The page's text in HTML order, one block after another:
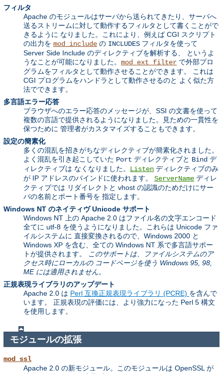
フィルタ
Apache のモジュールはサーバから送られてきたり、サーバへ
送るストリームに対して動作するフィルタとして書くことがで
きるように なりました。これにより、例えば CGI スクリプト
の出力を mod_include の INCLUDES フィルタを使って
Server Side Include のディレクティブを解析する、 というよ
うなことが可能になりました。 mod_ext_filter で外部プロ
グラムをフィルタとして動作させることができます。 これは
CGI プログラムをハンドラとして動作させるのと よく似た方
法でできます。
多言語エラー応答
ブラウザへのエラー応答のメッセージが、SSI の文書を使って
複数の言語で提供されるようになりました。見ための一貫性を
保つために 管理者がカスタマイズすることもできます。
設定の簡素化
多くの混乱を招きがちなディレクティブが簡素化されました。
よく混乱を引き起こしていた Port ディレクティブと Bind デ
ィレクティブは なくなりました。 Listen ディレクティブのみ
が IP アドレスのバインドに使われます。 ServerName ディレ
クティブでは リダイレクトと vhost の認識のためだけにサー
バの名前とポート番号を 指定します。
Windows NT のネイティヴ Unicode サポート
Windows NT 上の Apache 2.0 はファイル名の文字エンコード
全てに utf-8 を使うようになりました。これらは Unicode ファ
イルシステムに 直接変換されるので、Windows 2000 と
Windows XP を含む、全ての Windows NT 系で多言語サポー
トが提供されます。
このサポートは、ファイルシステムのア
クセス時にローカルの コードページを使う Windows 95, 98,
ME には適用されません。
正規表現ライブラリのアップデート
Apache 2.0 は Perl 互換正規表現ライブラリ (PCRE) を含んで
います。 正規表現の評価には、より強力になった Perl 5 構文
を使用します。
モジュールの拡張
mod_ssl
Apache 2.0 の新モジュール。このモジュールは OpenSSL が